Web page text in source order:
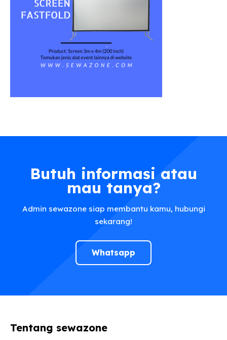
Butuh informasi atau
mau tanya?
Admin sewazone siap membantu kamu, hubungi
sekarang!
Whatsapp
Tentang sewazone